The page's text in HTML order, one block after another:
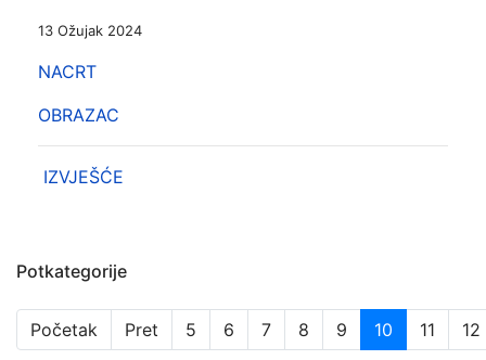
13 Ožujak 2024
NACRT
OBRAZAC
IZVJEŠĆE
Potkategorije
Početak Pret 5 6 7 8 9 10 11 12